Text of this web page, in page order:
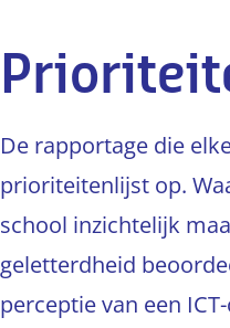
De rapportage die
prioriteitenlijst op.
school inzichtelijk
geletterdheid
perceptie van een